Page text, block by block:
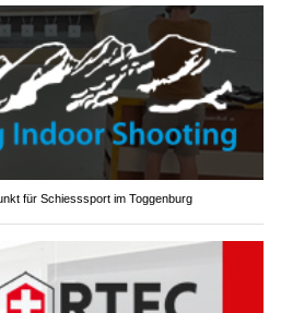
für Schiesssport im Toggenburg